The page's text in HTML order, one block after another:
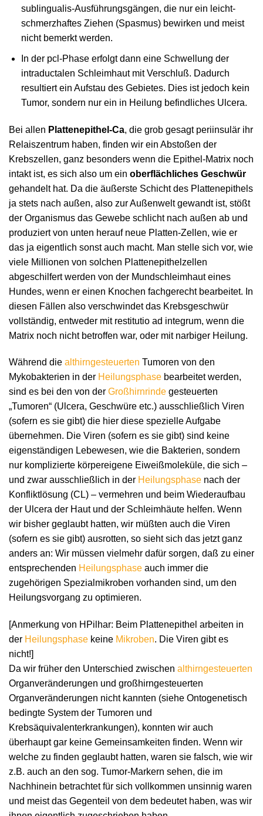
sublingualis-Ausführungsgängen, die nur ein leicht-
schmerzhaftes Ziehen (Spasmus) bewirken und meist
nicht bemerkt werden.
In der pcl-Phase erfolgt dann eine Schwellung der
intraductalen Schleimhaut mit Verschluß. Dadurch
resultiert ein Aufstau des Gebietes. Dies ist jedoch kein
Tumor, sondern nur ein in Heilung befindliches Ulcera.
Bei allen Plattenepithel-Ca, die grob gesagt periinsulär ihr
Relaiszentrum haben, finden wir ein Abstoßen der
Krebszellen, ganz besonders wenn die Epithel-Matrix noch
intakt ist, es sich also um ein oberflächliches Geschwür
gehandelt hat. Da die äußerste Schicht des Plattenepithels
ja stets nach außen, also zur Außenwelt gewandt ist, stößt
der Organismus das Gewebe schlicht nach außen ab und
produziert von unten herauf neue Platten-Zellen, wie er
das ja eigentlich sonst auch macht. Man stelle sich vor, wie
viele Millionen von solchen Plattenepithelzellen
abgeschilfert werden von der Mundschleimhaut eines
Hundes, wenn er einen Knochen fachgerecht bearbeitet. In
diesen Fällen also verschwindet das Krebsgeschwür
vollständig, entweder mit restitutio ad integrum, wenn die
Matrix noch nicht betroffen war, oder mit narbiger Heilung.
Während die althirngesteuerten Tumoren von den
Mykobakterien in der Heilungsphase bearbeitet werden,
sind es bei den von der Großhirnrinde gesteuerten
„Tumoren“ (Ulcera, Geschwüre etc.) ausschließlich Viren
(sofern es sie gibt) die hier diese spezielle Aufgabe
übernehmen. Die Viren (sofern es sie gibt) sind keine
eigenständigen Lebewesen, wie die Bakterien, sondern
nur komplizierte körpereigene Eiweißmoleküle, die sich –
und zwar ausschließlich in der Heilungsphase nach der
Konfliktlösung (CL) – vermehren und beim Wiederaufbau
der Ulcera der Haut und der Schleimhäute helfen. Wenn
wir bisher geglaubt hatten, wir müßten auch die Viren
(sofern es sie gibt) ausrotten, so sieht sich das jetzt ganz
anders an: Wir müssen vielmehr dafür sorgen, daß zu einer
entsprechenden Heilungsphase auch immer die
zugehörigen Spezialmikroben vorhanden sind, um den
Heilungsvorgang zu optimieren.
[Anmerkung von HPilhar: Beim Plattenepithel arbeiten in
der Heilungsphase keine Mikroben. Die Viren gibt es
nicht!]
Da wir früher den Unterschied zwischen althirngesteuerten
Organveränderungen und großhirngesteuerten
Organveränderungen nicht kannten (siehe Ontogenetisch
bedingte System der Tumoren und
Krebsäquivalenterkrankungen), konnten wir auch
überhaupt gar keine Gemeinsamkeiten finden. Wenn wir
welche zu finden geglaubt hatten, waren sie falsch, wie wir
z.B. auch an den sog. Tumor-Markern sehen, die im
Nachhinein betrachtet für sich vollkommen unsinnig waren
und meist das Gegenteil von dem bedeutet haben, was wir